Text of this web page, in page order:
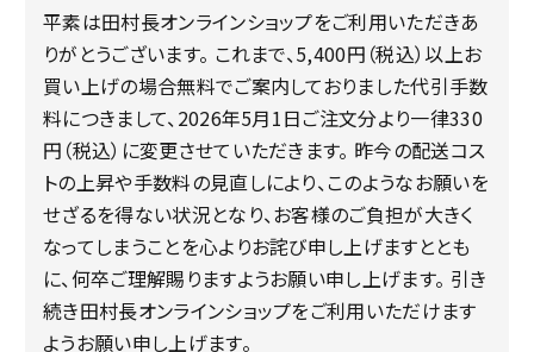
平素は田村長オンラインショップをご利用いただきあ
りがとうございます。 これまで、5,400円（税込）以上お
買い上げの場合無料でご案内しておりました代引手数
料につきまして、2026年5月1日ご注文分より一律330
円（税込）に変更させていただきます。 昨今の配送コス
トの上昇や手数料の見直しにより、このようなお願いを
せざるを得ない状況となり、お客様のご負担が大きく
なってしまうことを心よりお詫び申し上げますととも
に、何卒ご理解賜りますようお願い申し上げます。 引き
続き田村長オンラインショップをご利用いただけます
ようお願い申し上げます。